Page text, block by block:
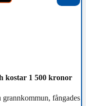
kostar 1 500 kronor
fångades